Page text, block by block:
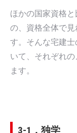
ほかの国家資格
の、資格全体で
す。そんな宅建
いて、それぞれ
ます。
3-1．独学